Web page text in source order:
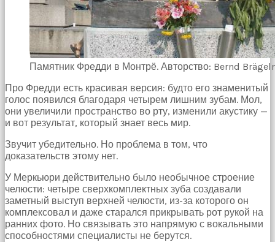
Памятник Фредди в Монтрё. Авторство: Bernd
Про Фредди есть красивая версия: будто его знаменитый
голос появился благодаря четырем лишним зубам. Мол,
они увеличили пространство во рту, изменили акустику —
и вот результат, который знает весь мир.
Звучит убедительно. Но проблема в том, что
доказательств этому нет.
У Меркьюри действительно было необычное строение
челюсти: четыре сверхкомплектных зуба создавали
заметный выступ верхней челюсти, из-за которого он
комплексовал и даже старался прикрывать рот рукой на
ранних фото. Но связывать это напрямую с вокальными
способностями специалисты не берутся.